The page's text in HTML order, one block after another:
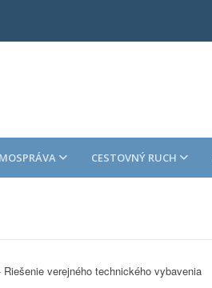
CESTOVNÝ RUCH
verejného technického vybavenia